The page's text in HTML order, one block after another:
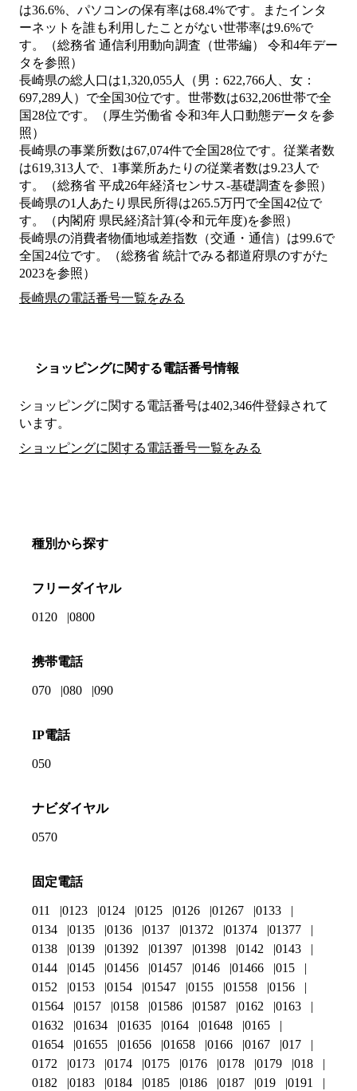
は36.6%、パソコンの保有率は68.4%です。またインタ
ーネットを誰も利用したことがない世帯率は9.6%で
す。（総務省 通信利用動向調査（世帯編） 令和4年デー
タを参照）
長崎県の総人口は1,320,055人（男：622,766人、女：
697,289人）で全国30位です。世帯数は632,206世帯で全
国28位です。（厚生労働省 令和3年人口動態データを参
照）
長崎県の事業所数は67,074件で全国28位です。従業者数
は619,313人で、1事業所あたりの従業者数は9.23人で
す。（総務省 平成26年経済センサス‐基礎調査を参照）
長崎県の1人あたり県民所得は265.5万円で全国42位で
す。（内閣府 県民経済計算(令和元年度)を参照）
長崎県の消費者物価地域差指数（交通・通信）は99.6で
全国24位です。（総務省 統計でみる都道府県のすがた
2023を参照）
長崎県の電話番号一覧をみる
ショッピングに関する電話番号情報
ショッピングに関する電話番号は402,346件登録されて
います。
ショッピングに関する電話番号一覧をみる
種別から探す
フリーダイヤル
0120 0800
携帯電話
070 080 090
IP電話
050
ナビダイヤル
0570
固定電話
011 0123 0124 0125 0126 01267
0133
0134
0135 0136 0137 01372 01374
01377
0138
0139 01392 01397 01398 0142
0143
0144
0145 01456 01457 0146 01466
015
0152
0153 0154 01547 0155 01558
0156
01564
0157 0158 01586 01587 0162
0163
01632
01634 01635 0164 01648
0165
01654
01655 01656 01658 0166 0167
017
0172
0173 0174 0175 0176 0178 0179
018
0182
0183 0184 0185 0186 0187 019 0191